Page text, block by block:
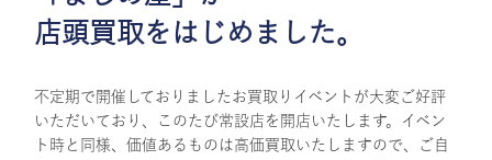
店頭買取をはじめました。
不定期で開催しておりましたお買取りイベントが大変ご好評
いただいており、このたび常設店を開店いたします。イベン
ト時と同様、価値あるものは高価買取いたしますので、ご自